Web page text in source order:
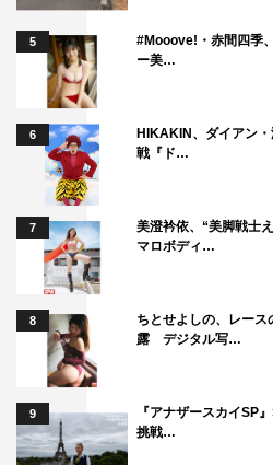
5
#Mooove!・赤間四季
ー美…
6
HIKAKIN、ダイアン
戦『ド…
7
美澄衿依、“美脚戦士
マロボディ…
8
ちとせよしの、レー
露 デジタル写…
9
『アナザースカイSP
挑戦…